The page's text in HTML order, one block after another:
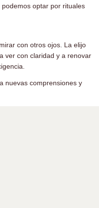
optar por rituales
con otros ojos. La elijo
ver con claridad y a renovar
nuevas comprensiones y